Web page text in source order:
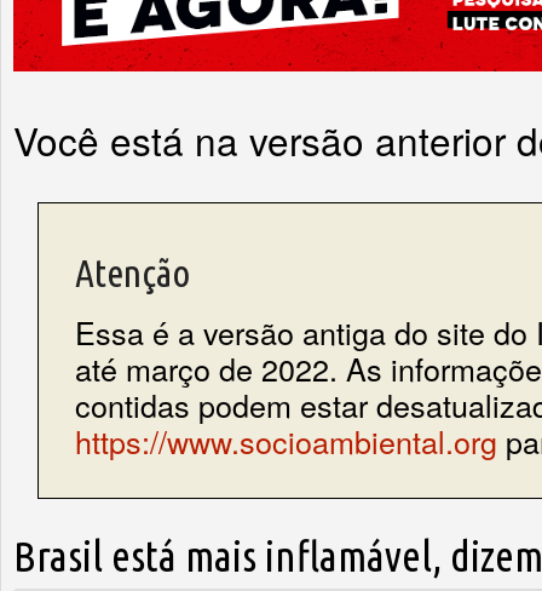
Você está na versão anterior
Atenção
Essa é a versão antiga do site do
até março de 2022. As
contidas podem estar
https://www.socioambiental.org
Brasil está mais inflamável,